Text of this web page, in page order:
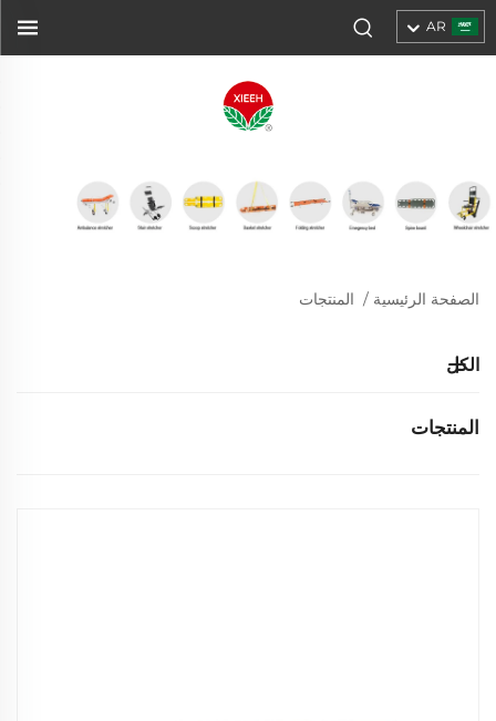
AR
الصفحة الرئيسية / المنتجات
الكل
المنتجات